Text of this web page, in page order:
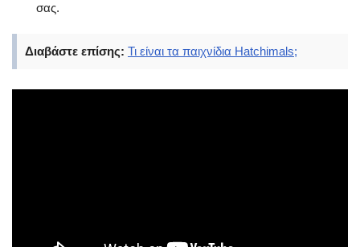
σας.
Διαβάστε επίσης: Τι είναι τα παιχνίδια Hatchimals;